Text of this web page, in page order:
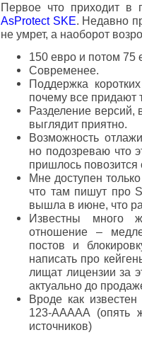
Первое что приходит в
AsProtect SKE. Недавно
не умрет, а наоборот
150 евро и потом 75
Современее.
Поддержка
почему все придают
Разделение версий,
выглядит приятно.
Возможность
но подозреваю что
пришлось
Мне доступен
что там пишут про
вышла в июне, что
Известны много
отношение –
постов и
написать про
лищат лицензии за
актуально до
Вроде как
123-AAAAA
источников)